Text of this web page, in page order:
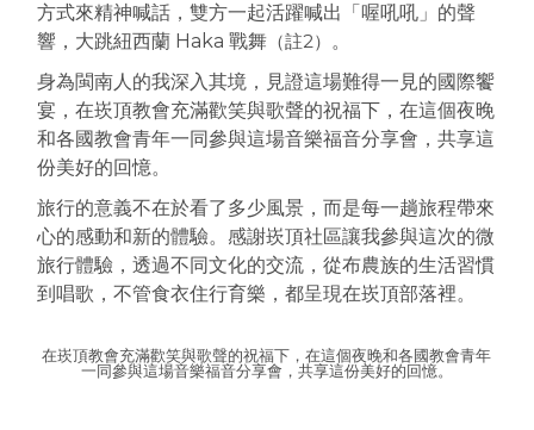
方式來精神喊話，雙方一起活躍喊出「喔吼吼」的聲
響，大跳紐西蘭 Haka 戰舞 （註2） 。
身為閩南人的我深入其境，見證這場難得一見的國際饗
宴，在崁頂教會充滿歡笑與歌聲的祝福下，在這個夜晚
和各國教會青年一同參與這場音樂福音分享會，共享這
份美好的回憶。
旅行的意義不在於看了多少風景，而是每一趟旅程帶來
心的感動和新的體驗。感謝崁頂社區讓我參與這次的微
旅行體驗，透過不同文化的交流，從布農族的生活習慣
到唱歌，不管食衣住行育樂，都呈現在崁頂部落裡。
在崁頂教會充滿歡笑與歌聲的祝福下，在這個夜晚和各國教會青年
一同參與這場音樂福音分享會，共享這份美好的回憶。